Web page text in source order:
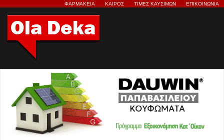
ΦΑΡΜΑΚΕΙΑ ΚΑΙΡΟΣ ΤΙΜΕΣ ΚΑΥΣΙΜΩΝ ΕΠΙΚΟΙΝΩΝΙΑ